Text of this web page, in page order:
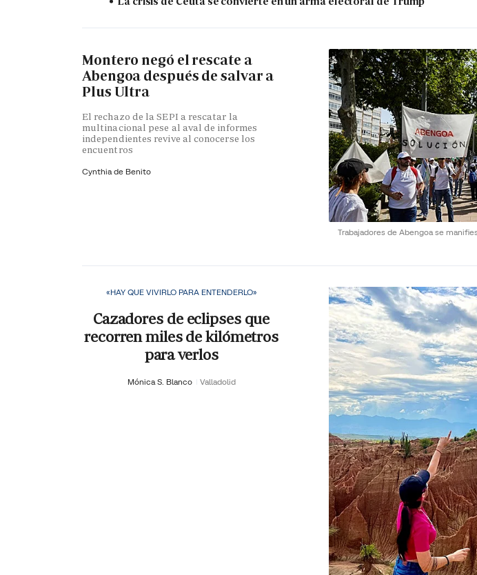
Trabajadores de Abengoa se
Montero negó el rescate a
Abengoa después de salvar a
Plus Ultra
El rechazo de la SEPI a rescatar la
multinacional pese al aval de informes
independientes revive al conocerse los
encuentros
Cynthia de Benito
«HAY QUE VIVIRLO PARA ENTENDERLO»
Cazadores de eclipses que
recorren miles de kilómetros
para verlos
Mónica S. Blanco Valladolid